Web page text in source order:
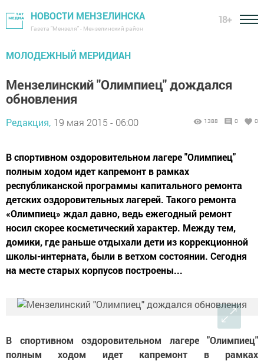
НОВОСТИ МЕНЗЕЛИНСКА
Газета "Мензеля" - Мензелинский район
18+
МОЛОДЕЖНЫЙ МЕРИДИАН
Мензелинский "Олимпиец" дождался
обновления
Редакция, 19 мая 2015 - 06:00 1388 0 0
В спортивном оздоровительном лагере "Олимпиец"
полным ходом идет капремонт в рамках
республиканской программы капитального ремонта
детских оздоровительных лагерей. Такого ремонта
«Олимпиец» ждал давно, ведь ежегодный ремонт
носил скорее косметический характер. Между тем,
домики, где раньше отдыхали дети из коррекционной
школы-интерната, были в ветхом состоянии. Сегодня
на месте старых корпусов построены...
В спортивном оздоровительном лагере "Олимпиец"
полным ходом идет капремонт в рамках